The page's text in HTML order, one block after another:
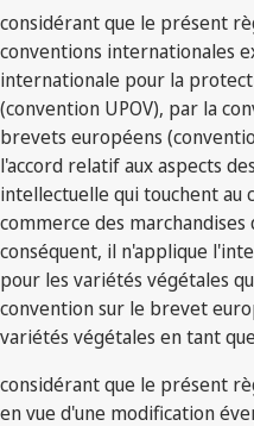
considérant que le présent
conventions internationales
internationale pour la
(convention UPOV), par la
brevets européens
l'accord relatif aux aspects
intellectuelle qui touchent au
commerce des
conséquent, il n'applique
pour les variétés végétales
convention sur le brevet
variétés végétales en tant
considérant que le présent
en vue d'une modification